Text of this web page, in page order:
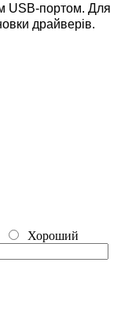
USB-портом. Для
драйверів.
Хороший